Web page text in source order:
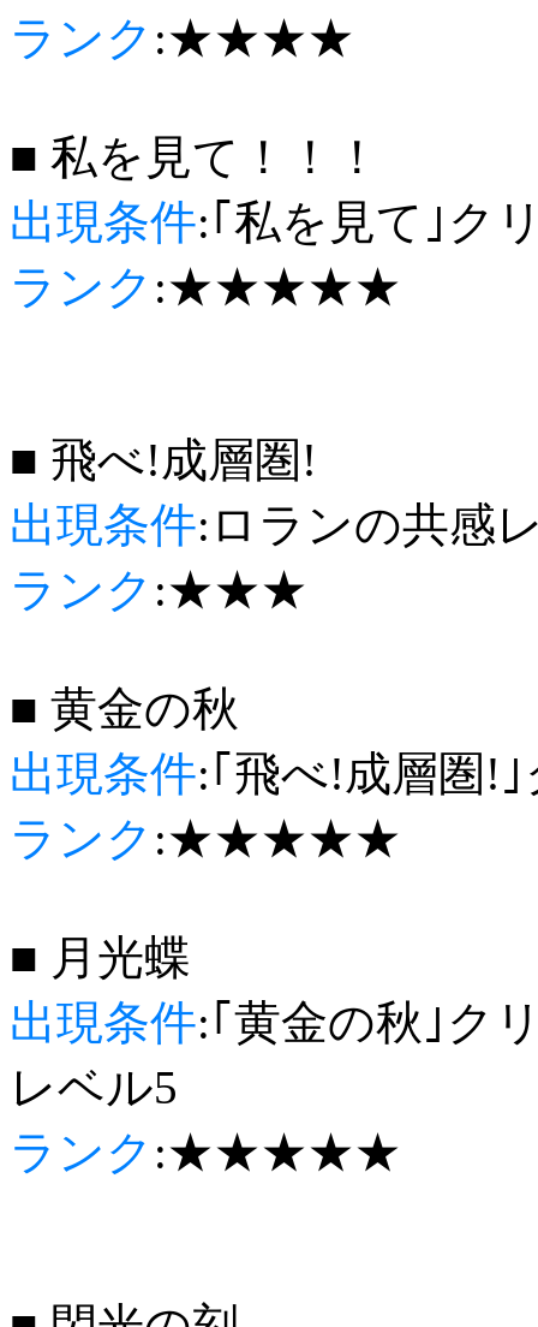
ランク :★★★★
■ 私を見て！！！
出現条件:｢私を見て｣ク
ランク :★★★★★
■ 飛べ!成層圏!
出現条件:ロランの共感
ランク :★★★
■ 黄金の秋
出現条件:｢飛べ!成層圏!
ランク :★★★★★
■ 月光蝶
出現条件:｢黄金の秋｣ク
レベル5
ランク :★★★★★